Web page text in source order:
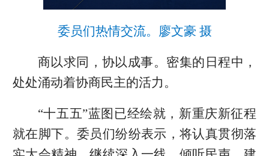
委员们热情交流。廖文豪 摄
商以求同，协以成事。密集的日程中，
处处涌动着协商民主的活力。
“十五五”蓝图已经绘就，新重庆新征程
就在脚下。委员们纷纷表示，将认真贯彻落